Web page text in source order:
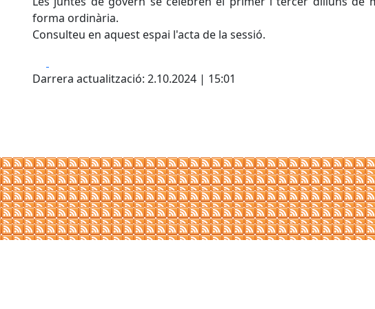
forma ordinària.
Consulteu en aquest espai l'acta de la sessió.
Darrera actualització: 2.10.2024 | 15:01